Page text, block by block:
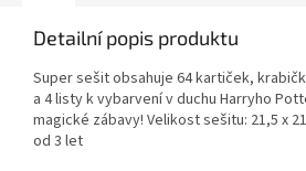
Detailní popis produktu
Super sešit obsahuje 64 kartiček,
a 4 listy k vybarvení v duchu Harryho
magické zábavy! Velikost sešitu: 21,5 x
od 3 let